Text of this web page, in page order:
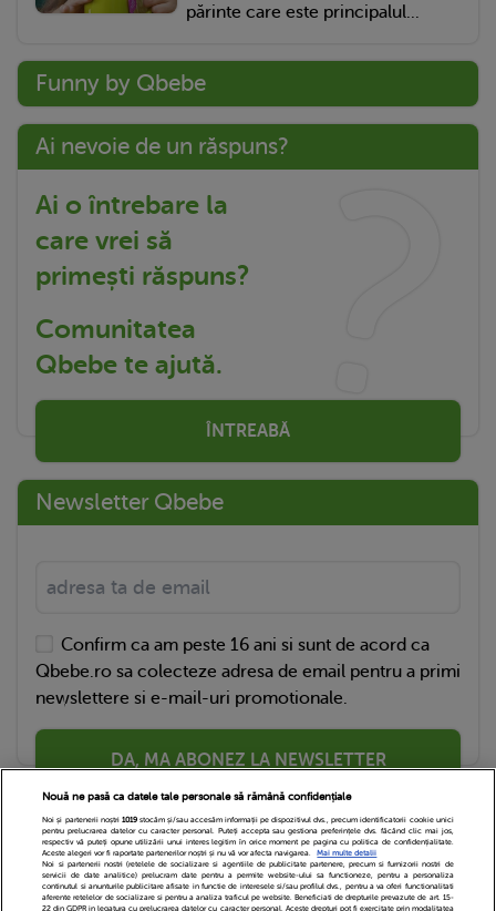
părinte care este principalul...
Funny by Qbebe
Ai nevoie de un răspuns?
Ai o întrebare la
care vrei să
primești răspuns?
Comunitatea
Qbebe te ajută.
ÎNTREABĂ
Newsletter Qbebe
Confirm ca am peste 16 ani si sunt de acord ca
Qbebe.ro sa colecteze adresa de email pentru a primi
newslettere si e-mail-uri promotionale.
DA, MA ABONEZ LA NEWSLETTER
Nouă ne pasă ca datele tale personale să rămână confidențiale
Noi și partenerii noștri 1019stocăm și/sau accesăm informații pe dispozitivul dvs., precum identificatorii cookie unici
pentru prelucrarea datelor cu caracter personal. Puteți accepta sau gestiona preferințele dvs. făcând clic mai jos,
respectiv vă puteți opune utilizării unui interes legitim în orice moment pe pagina cu politica de confidențialitate.
Aceste alegeri vor fi raportate partenerilor noștri și nu vă vor afecta navigarea.
Mai multe detalii
Noi si partenerii nostri (retelele de socializare si agentiile de publicitate partenere, precum si furnizorii nostri de
servicii de date analitice) prelucram date pentru a permite website-ului sa functioneze, pentru a personaliza
continutul si anunturile publicitare afisate in functie de interesele si/sau profilul dvs., pentru a va oferi functionalitati
aferente retelelor de socializare si pentru a analiza traficul pe website. Beneficiati de drepturile prevazute de art. 15-
22 din GDPR in legatura cu prelucrarea datelor cu caracter personal. Aceste drepturi pot fi exercitate prin modalitatea